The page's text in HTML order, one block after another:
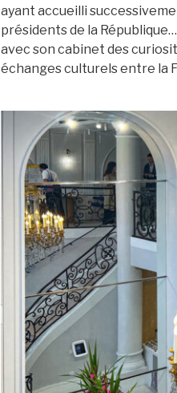
ayant accueilli
présidents de la
avec son cabinet des
échanges culturels entre la